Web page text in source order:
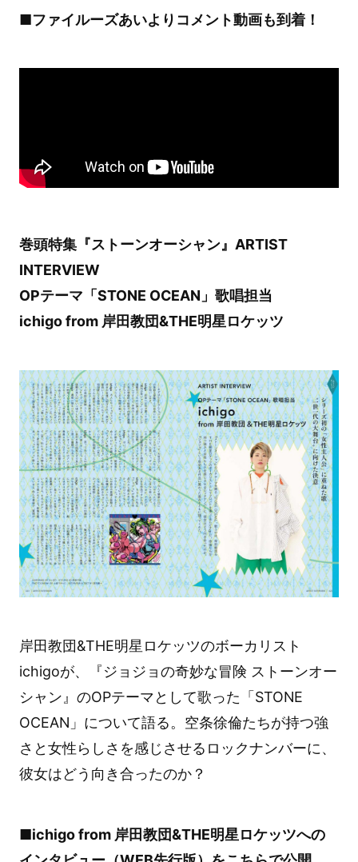
■ファイルーズあいよりコメント動画も到着！
巻頭特集『ストーンオーシャン』ARTIST
INTERVIEW
OPテーマ「STONE OCEAN」歌唱担当
ichigo from 岸田教団&THE明星ロケッツ
岸田教団&THE明星ロケッツのボーカリスト
ichigoが、『ジョジョの奇妙な冒険 ストーンオー
シャン』のOPテーマとして歌った「STONE
OCEAN」について語る。空条徐倫たちが持つ強
さと女性らしさを感じさせるロックナンバーに、
彼女はどう向き合ったのか？
■ichigo from 岸田教団&THE明星ロケッツへの